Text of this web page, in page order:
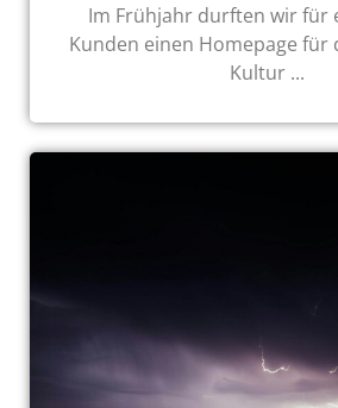
Im Frühjahr durften wir für
Kunden einen Homepage für
Kultur ...